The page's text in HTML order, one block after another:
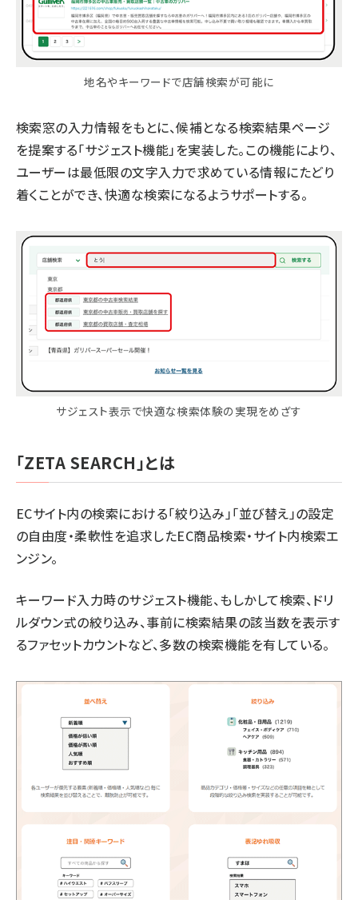
地名やキーワードで店舗検索が可能に
検索窓の入力情報をもとに、候補となる検索結果ページ
を提案する「サジェスト機能」を実装した。この機能により、
ユーザーは最低限の文字入力で求めている情報にたどり
着くことができ、快適な検索になるようサポートする。
サジェスト表示で快適な検索体験の実現をめざす
「ZETA SEARCH」とは
ECサイト内の検索における「絞り込み」「並び替え」の設定
の自由度・柔軟性を追求したEC商品検索・サイト内検索エ
ンジン。
キーワード入力時のサジェスト機能、もしかして検索、ドリ
ルダウン式の絞り込み、事前に検索結果の該当数を表示す
るファセットカウントなど、多数の検索機能を有している。